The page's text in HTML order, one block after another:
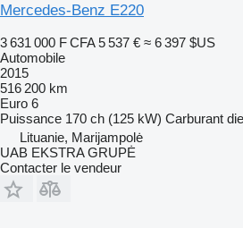
Mercedes-Benz E220
3 631 000 F CFA 5 537 € ≈ 6 397 $US
Automobile
2015
516 200 km
Euro 6
Puissance 170 ch (125 kW) Carburant
Lituanie, Marijampolė
UAB EKSTRA GRUPĖ
Contacter le vendeur